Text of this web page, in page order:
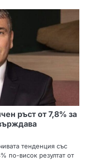
ръст от 7,8% за
тенденция със
по-висок резултат от